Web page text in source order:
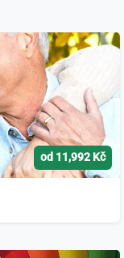
od 11,992 Kč